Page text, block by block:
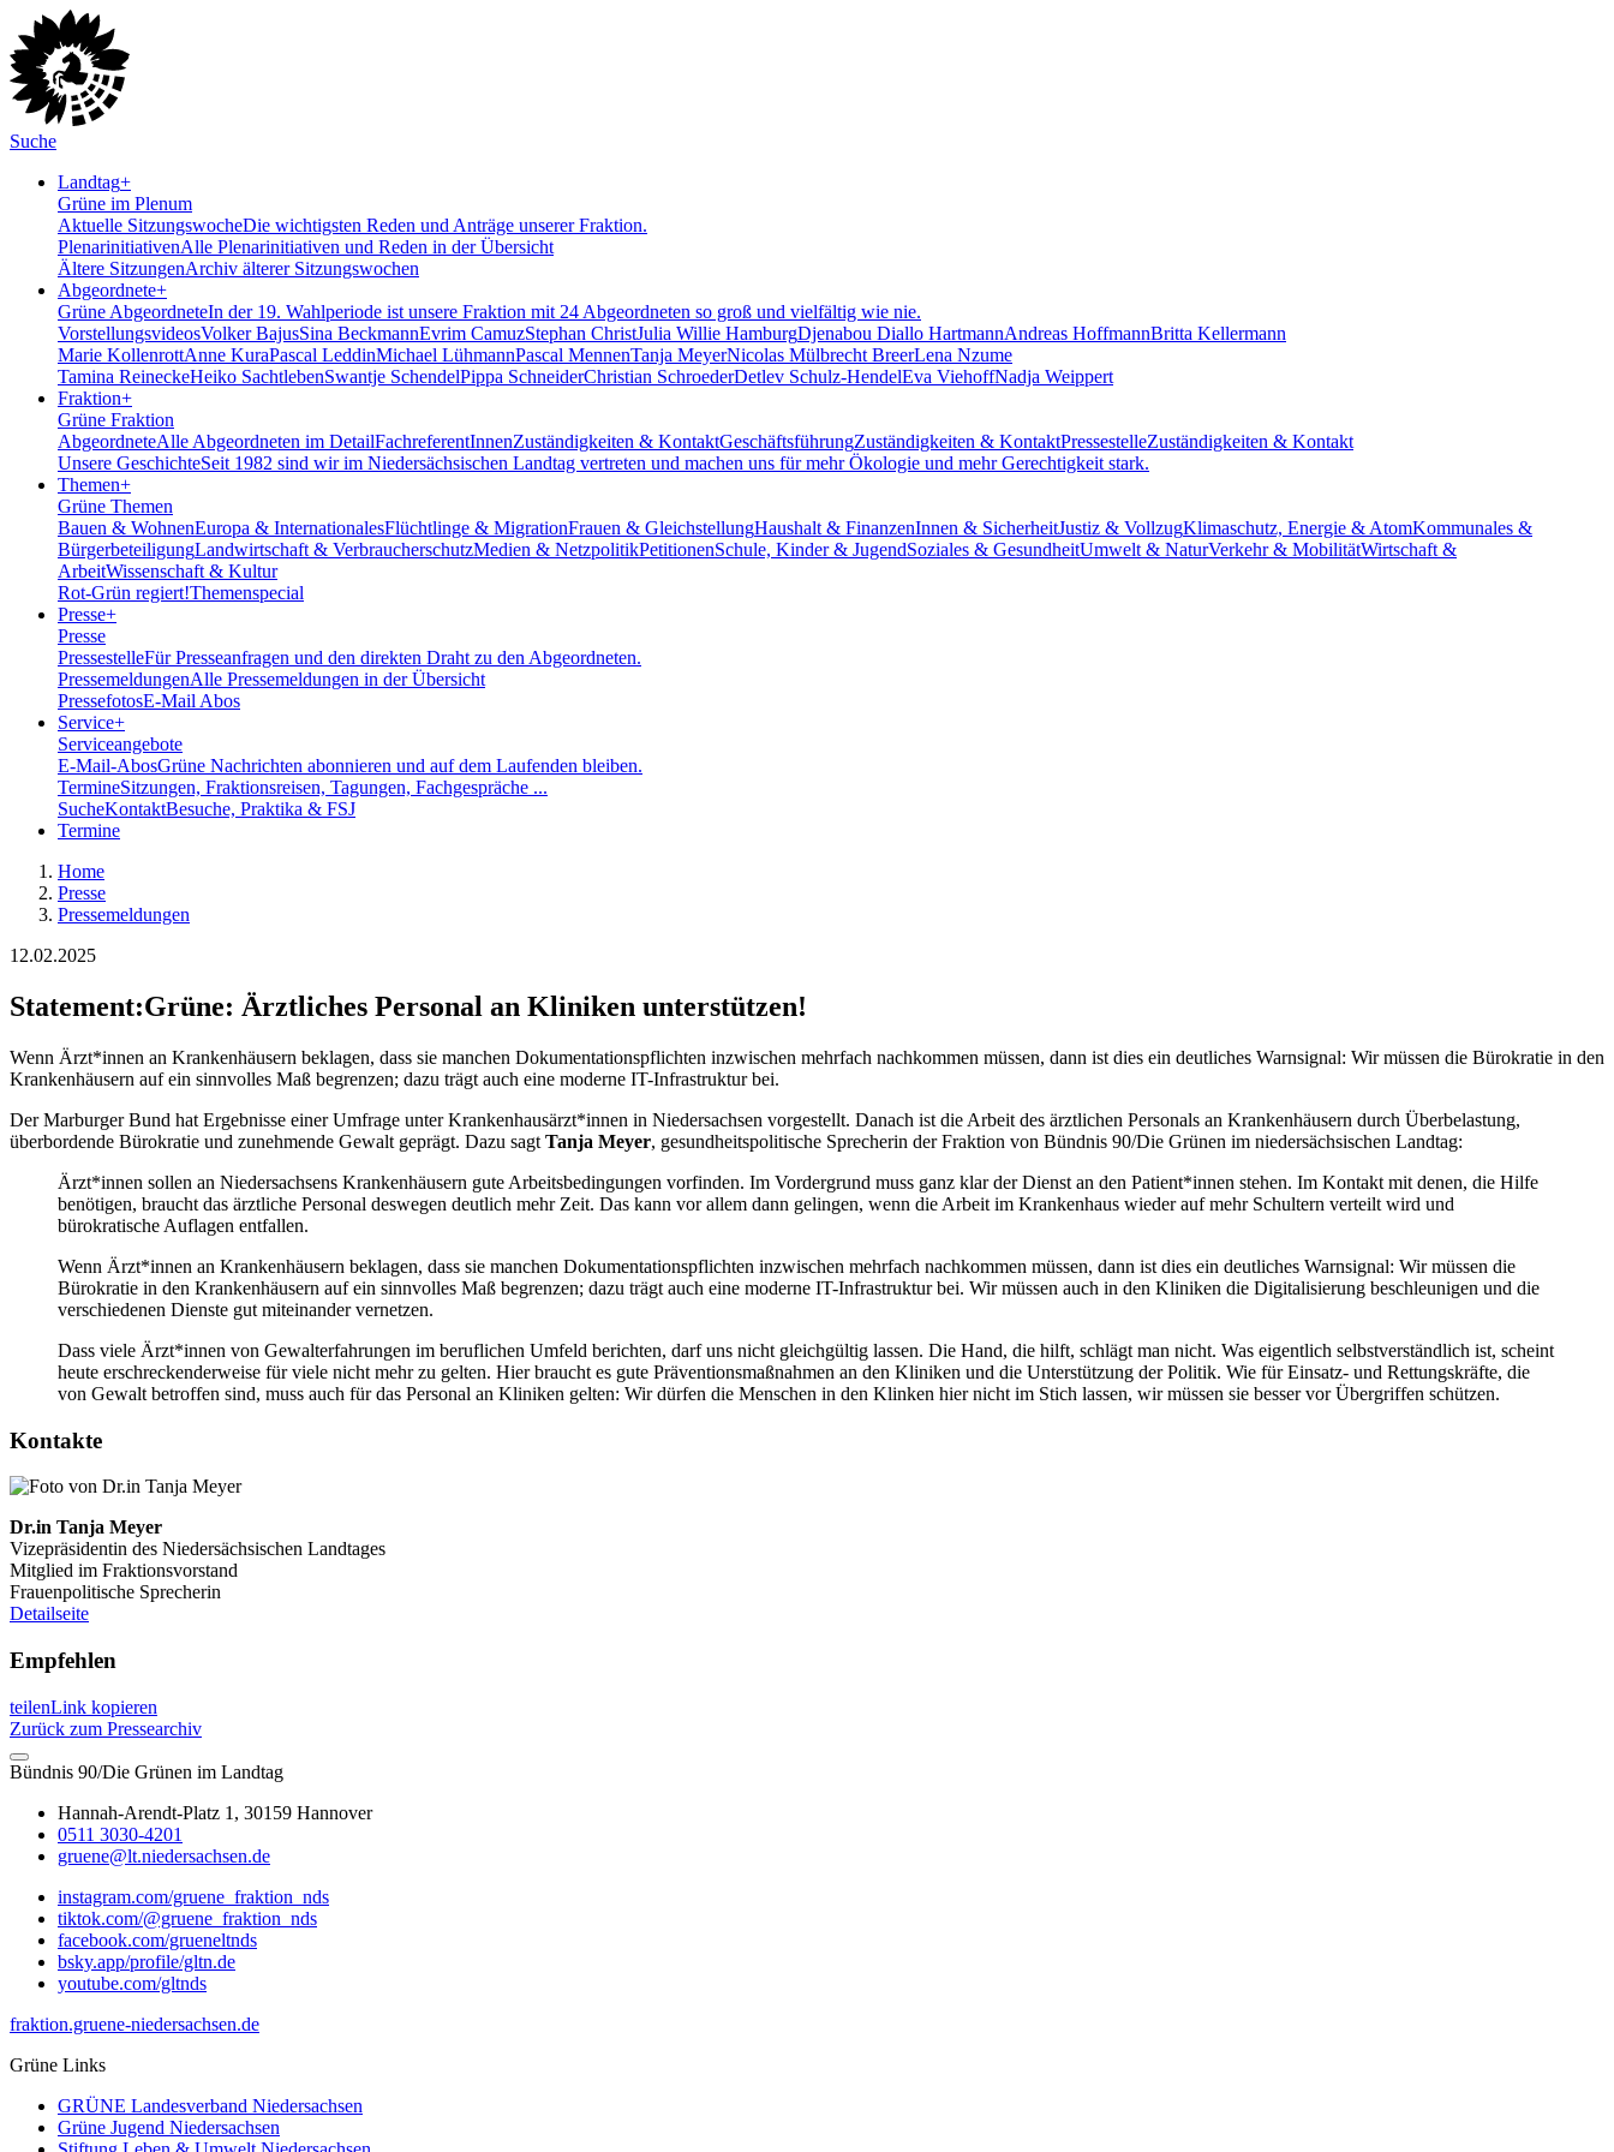
Suche
Landtag+
Grüne im Plenum
Aktuelle SitzungswocheDie wichtigsten Reden und Anträge unserer Fraktion.
PlenarinitiativenAlle Plenarinitiativen und Reden in der Übersicht
Ältere SitzungenArchiv älterer Sitzungswochen
Abgeordnete+
Grüne AbgeordneteIn der 19. Wahlperiode ist unsere Fraktion mit 24 Abgeordneten so groß und vielfältig wie nie.
VorstellungsvideosVolker BajusSina BeckmannEvrim CamuzStephan ChristJulia Willie HamburgDjenabou Diallo HartmannAndreas HoffmannBritta Kellermann
Marie KollenrottAnne KuraPascal LeddinMichael LühmannPascal MennenTanja MeyerNicolas Mülbrecht BreerLena Nzume
Tamina ReineckeHeiko SachtlebenSwantje SchendelPippa SchneiderChristian SchroederDetlev Schulz-HendelEva ViehoffNadja Weippert
Fraktion+
Grüne Fraktion
AbgeordneteAlle Abgeordneten im DetailFachreferentInnenZuständigkeiten & KontaktGeschäftsführungZuständigkeiten & KontaktPressestelleZuständigkeiten & Kontakt
Unsere GeschichteSeit 1982 sind wir im Nieder­sächsischen Landtag vertreten und machen uns für mehr Ökologie und mehr Gerechtigkeit stark.
Themen+
Grüne Themen
Bauen & WohnenEuropa & InternationalesFlüchtlinge & MigrationFrauen & GleichstellungHaushalt & FinanzenInnen & SicherheitJustiz & VollzugKlimaschutz, Energie & AtomKommunales &
BürgerbeteiligungLandwirtschaft & VerbraucherschutzMedien & NetzpolitikPetitionenSchule, Kinder & JugendSoziales & GesundheitUmwelt & NaturVerkehr & MobilitätWirtschaft &
ArbeitWissenschaft & Kultur
Rot-Grün regiert!Themenspecial
Presse+
Presse
PressestelleFür Presseanfragen und den direkten Draht zu den Abgeordneten.
PressemeldungenAlle Pressemeldungen in der Übersicht
PressefotosE-Mail Abos
Service+
Serviceangebote
E-Mail-AbosGrüne Nachrichten abonnieren und auf dem Laufenden bleiben.
TermineSitzungen, Fraktionsreisen, Tagungen, Fachgespräche ...
SucheKontaktBesuche, Praktika & FSJ
Termine
Home
Presse
Pressemeldungen
12.02.2025
Statement:Grüne: Ärztliches Personal an Kliniken unterstützen!
Wenn Ärzt*innen an Krankenhäusern beklagen, dass sie manchen Dokumentationspflichten inzwischen mehrfach nachkommen müssen, dann ist dies ein deutliches Warnsignal: Wir müssen die Bürokratie in den
Krankenhäusern auf ein sinnvolles Maß begrenzen; dazu trägt auch eine moderne IT-Infrastruktur bei.
Der Marburger Bund hat Ergebnisse einer Umfrage unter Krankenhausärzt*innen in Niedersachsen vorgestellt. Danach ist die Arbeit des ärztlichen Personals an Krankenhäusern durch Überbelastung,
überbordende Bürokratie und zunehmende Gewalt geprägt. Dazu sagt Tanja Meyer, gesundheitspolitische Sprecherin der Fraktion von Bündnis 90/Die Grünen im niedersächsischen Landtag:
Ärzt*innen sollen an Niedersachsens Krankenhäusern gute Arbeitsbedingungen vorfinden. Im Vordergrund muss ganz klar der Dienst an den Patient*innen stehen. Im Kontakt mit denen, die Hilfe
benötigen, braucht das ärztliche Personal deswegen deutlich mehr Zeit. Das kann vor allem dann gelingen, wenn die Arbeit im Krankenhaus wieder auf mehr Schultern verteilt wird und
bürokratische Auflagen entfallen.
Wenn Ärzt*innen an Krankenhäusern beklagen, dass sie manchen Dokumentationspflichten inzwischen mehrfach nachkommen müssen, dann ist dies ein deutliches Warnsignal: Wir müssen die
Bürokratie in den Krankenhäusern auf ein sinnvolles Maß begrenzen; dazu trägt auch eine moderne IT-Infrastruktur bei. Wir müssen auch in den Kliniken die Digitalisierung beschleunigen und die
verschiedenen Dienste gut miteinander vernetzen.
Dass viele Ärzt*innen von Gewalterfahrungen im beruflichen Umfeld berichten, darf uns nicht gleichgültig lassen. Die Hand, die hilft, schlägt man nicht. Was eigentlich selbstverständlich ist, scheint
heute erschreckenderweise für viele nicht mehr zu gelten. Hier braucht es gute Präventionsmaßnahmen an den Kliniken und die Unterstützung der Politik. Wie für Einsatz- und Rettungskräfte, die
von Gewalt betroffen sind, muss auch für das Personal an Kliniken gelten: Wir dürfen die Menschen in den Klinken hier nicht im Stich lassen, wir müssen sie besser vor Übergriffen schützen.
Kontakte
Dr.in Tanja Meyer
Vizepräsidentin des Niedersächsischen Landtages
Mitglied im Fraktionsvorstand
Frauenpolitische Sprecherin
Detailseite
Empfehlen
teilenLink kopieren
Zurück zum Pressearchiv
Bündnis 90/Die Grünen im Landtag
Hannah-Arendt-Platz 1, 30159 Hannover
0511 3030-4201
gruene@lt.niedersachsen.de
instagram.com/gruene_fraktion_nds
tiktok.com/@gruene_fraktion_nds
facebook.com/grueneltnds
bsky.app/profile/gltn.de
youtube.com/gltnds
fraktion.gruene-niedersachsen.de
Grüne Links
GRÜNE Landesverband Niedersachsen
Grüne Jugend Niedersachsen